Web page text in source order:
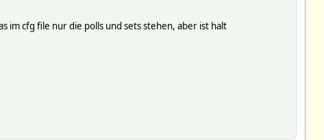
im cfg file nur die polls und sets stehen, aber ist halt